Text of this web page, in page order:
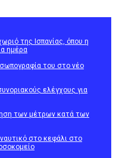
της Ισπανίας, όπου η
ημέρα
του στο νέο
ελέγχους για
των μέτρων κατά των
στο κεφάλι στο